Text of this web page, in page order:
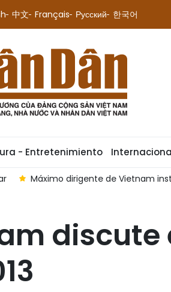
中文 Français Русский 한국어
- Entretenimiento
dirigente de Vietnam insta a renovar
discute